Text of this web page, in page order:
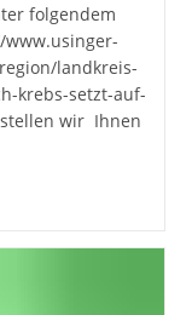
folgendem
landkreis-
krebs-setzt-auf-
stellen wir Ihnen